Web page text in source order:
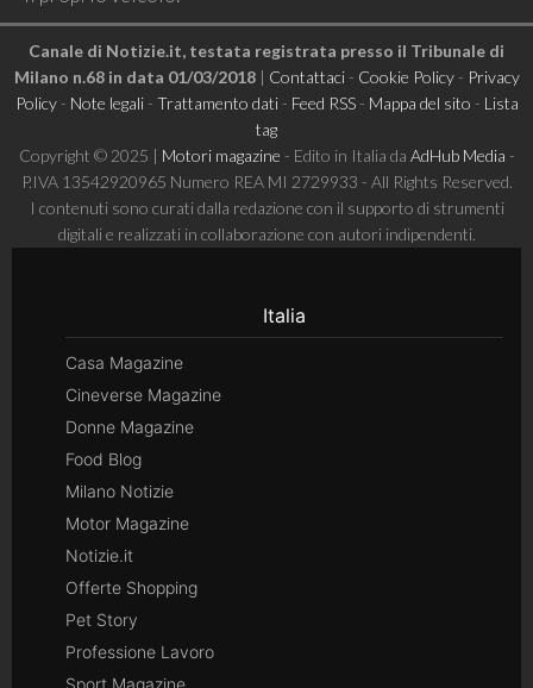
Canale di Notizie.it, testata registrata presso il Tribunale di
Milano n.68 in data 01/03/2018| Contattaci- Cookie Policy- Privacy
Policy- Note legali- Trattamento dati- Feed RSS- Mappa del sito - Lista
tag
Copyright © 2025 | Motori magazine - Edito in Italia da AdHub Media -
P.IVA 13542920965 Numero REA MI 2729933 - All Rights Reserved.
I contenuti sono curati dalla redazione con il supporto di strumenti
digitali e realizzati in collaborazione con autori indipendenti.
Italia
Casa Magazine
Cineverse Magazine
Donne Magazine
Food Blog
Milano Notizie
Motor Magazine
Notizie.it
Offerte Shopping
Pet Story
Professione Lavoro
Sport Magazine